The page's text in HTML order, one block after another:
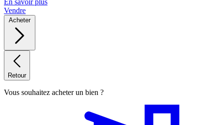
Vendre
Acheter
Retour
Vous souhaitez acheter un bien ?